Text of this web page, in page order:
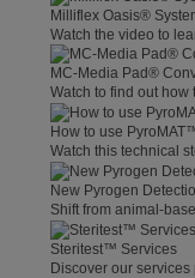
Milliflex Oasis®
Watch the video to
MC-Media Pad®
Watch to find out
How to use
Watch this technical
New Pyrogen
Shift from animal-
Steritest™ Services
Discover our